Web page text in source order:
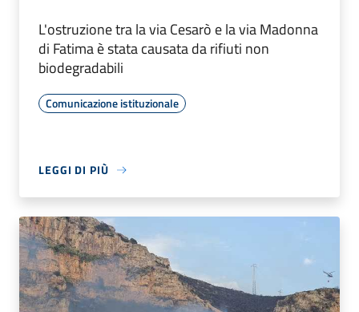
L'ostruzione tra la via Cesarò e la via Madonna
di Fatima è stata causata da rifiuti non
biodegradabili
Comunicazione istituzionale
LEGGI DI PIÙ